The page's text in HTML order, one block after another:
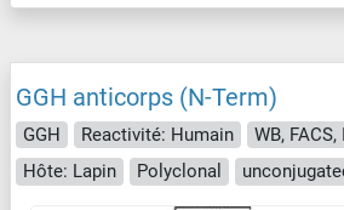
GGH anticorps (N-Term)
GGH Reactivité: Humain
WB,
Hôte: Lapin
Polyclonal